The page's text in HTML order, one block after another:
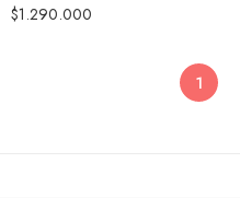
$1.290.000
1